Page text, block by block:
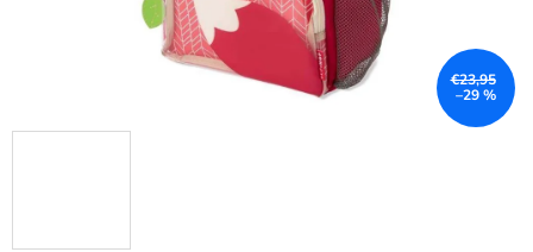
€23,95
–29 %